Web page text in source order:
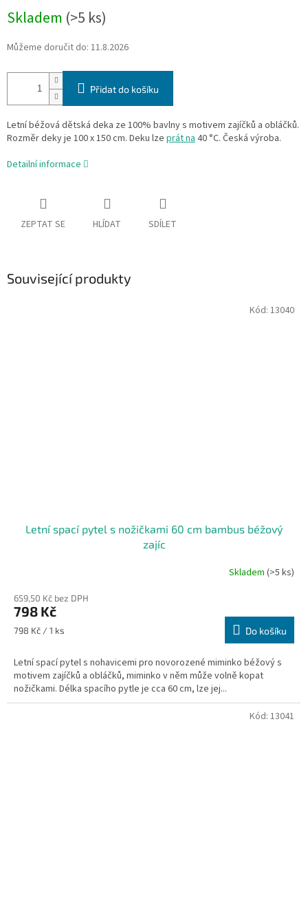
Skladem (>5 ks)
Můžeme doručit do: 11.8.2026
Přidat do košíku
Letní béžová dětská deka ze 100% bavlny s motivem zajíčků a obláčků.
Rozměr deky je 100 x 150 cm. Deku lze prát na40 °C. Česká výroba.
Detailní informace
ZEPTAT SE HLÍDAT SDÍLET
Související produkty
Letní spací pytel s nožičkami 60 cm bambus béžový
zajíc
Skladem (>5 ks)
659,50 Kč bez DPH
798 Kč
Měrná
798 Kč / 1 ks Do košíku
Letní spací pytel s nohavicemi pro novorozené miminko béžový s
motivem zajíčků a obláčků, miminko v něm může volně kopat
nožičkami. Délka spacího pytle je cca 60 cm, lze jej...
Kód: 13040
Kód: 13041